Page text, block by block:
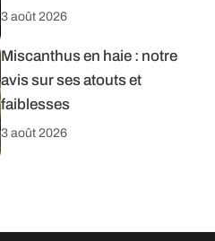
3 août 2026
Miscanthus en haie : notre
avis sur ses atouts et
faiblesses
3 août 2026